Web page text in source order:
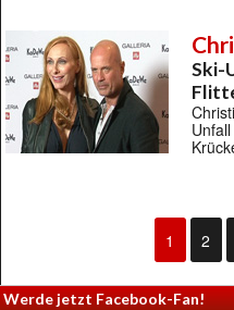
Ski-
1 2
Werde jetzt Facebook-Fan!